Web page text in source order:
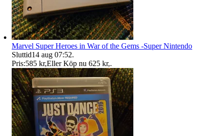
Marvel Super Heroes in War of the Gems -Super Nintendo
Sluttid14 aug 07:52.
Pris:585 kr,Eller Köp nu 625 kr,.